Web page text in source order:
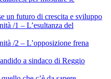
un futuro di crescita e sviluppo
/1 – L’esultanza del
/2 – L’opposizione frena
a sindaco di Reggio